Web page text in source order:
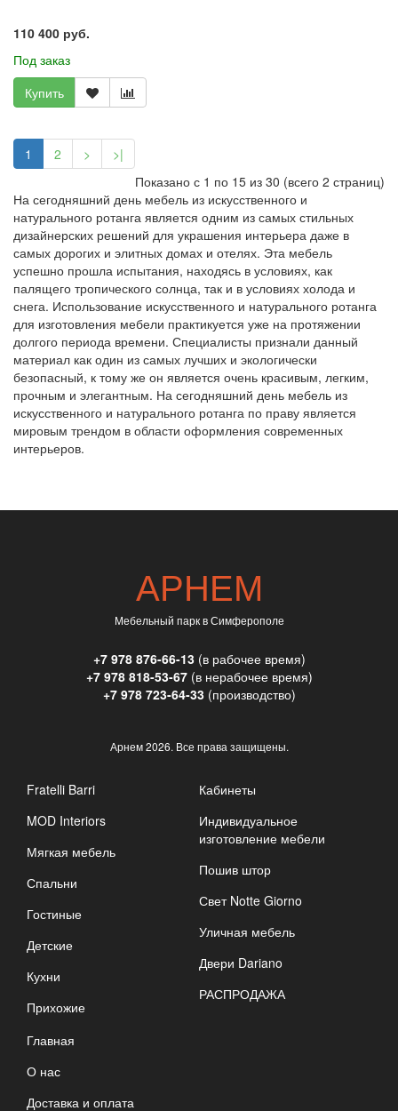
110 400 руб.
Под заказ
Купить
1 2 >
>|
Показано с 1 по 15 из 30 (всего 2 страниц)
На сегодняшний день мебель из искусственного и
натурального ротанга является одним из самых стильных
дизайнерских решений для украшения интерьера даже в
самых дорогих и элитных домах и отелях. Эта мебель
успешно прошла испытания, находясь в условиях, как
палящего тропического солнца, так и в условиях холода и
снега. Использование искусственного и натурального ротанга
для изготовления мебели практикуется уже на протяжении
долгого периода времени. Специалисты признали данный
материал как один из самых лучших и экологически
безопасный, к тому же он является очень красивым, легким,
прочным и элегантным. На сегодняшний день мебель из
искусственного и натурального ротанга по праву является
мировым трендом в области оформления современных
интерьеров.
АРНЕМ
Мебельный парк в Симферополе
+7 978 876-66-13(в рабочее время)
+7 978 818-53-67(в нерабочее время)
+7 978 723-64-33(производство)
Арнем2026. Все права защищены.
Fratelli Barri
MOD Interiors
Мягкая мебель
Спальни
Гостиные
Детские
Кухни
Прихожие
Кабинеты
Индивидуальное
изготовление мебели
Пошив штор
Свет Notte Giorno
Уличная мебель
Двери Dariano
РАСПРОДАЖА
Главная
О нас
Доставка и оплата